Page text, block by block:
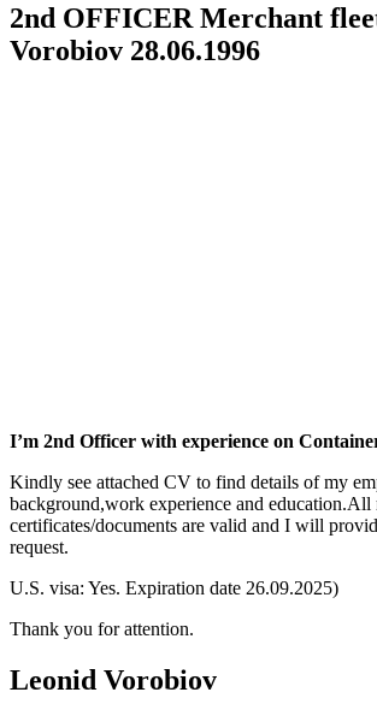
2nd OFFICER Merchant
Vorobiov 28.06.1996
I’m 2nd Officer with experience on
Kindly see attached CV to find details of my
background,work experience and education.All
certificates/documents are valid and I will
request.
U.S. visa: Yes. Expiration date 26.09.2025)
Thank you for attention.
Leonid Vorobiov